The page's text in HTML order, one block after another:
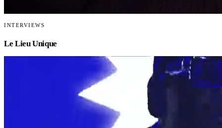
INTERVIEWS
Le Lieu Unique